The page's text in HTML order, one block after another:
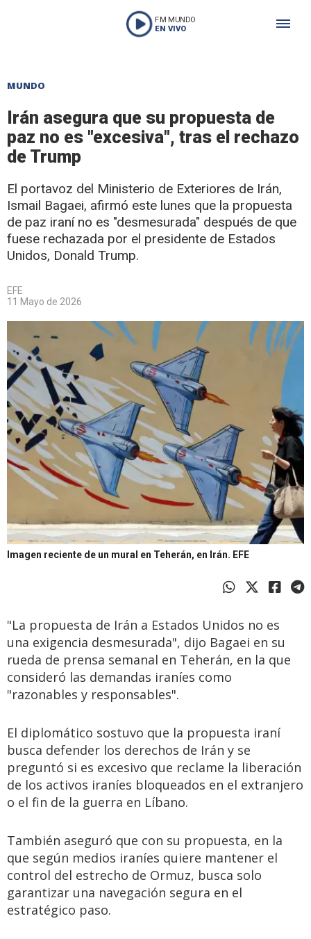
FM MUNDO
EN VIVO
MUNDO
Irán asegura que su propuesta de
paz no es "excesiva", tras el rechazo
de Trump
El portavoz del Ministerio de Exteriores de Irán,
Ismail Bagaei, afirmó este lunes que la propuesta
de paz iraní no es "desmesurada" después de que
fuese rechazada por el presidente de Estados
Unidos, Donald Trump.
EFE
11 Mayo de 2026
Imagen reciente de un mural en Teherán, en Irán. EFE
"La propuesta de Irán a Estados Unidos no es
una exigencia desmesurada", dijo Bagaei en su
rueda de prensa semanal en Teherán, en la que
consideró las demandas iraníes como
"razonables y responsables".
El diplomático sostuvo que la propuesta iraní
busca defender los derechos de Irán y se
preguntó si es excesivo que reclame la liberación
de los activos iraníes bloqueados en el extranjero
o el fin de la guerra en Líbano.
También aseguró que con su propuesta, en la
que según medios iraníes quiere mantener el
control del estrecho de Ormuz, busca solo
garantizar una navegación segura en el
estratégico paso.